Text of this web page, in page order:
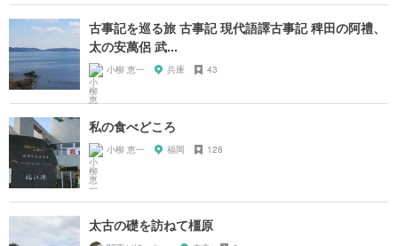
古事記を巡る旅 古事記 現代語譯古事記 稗田の阿禮、
太の安萬侶 武...
小柳 恵一 兵庫 43
私の食べどころ
小柳 恵一 福岡 128
太古の礎を訪ねて橿原